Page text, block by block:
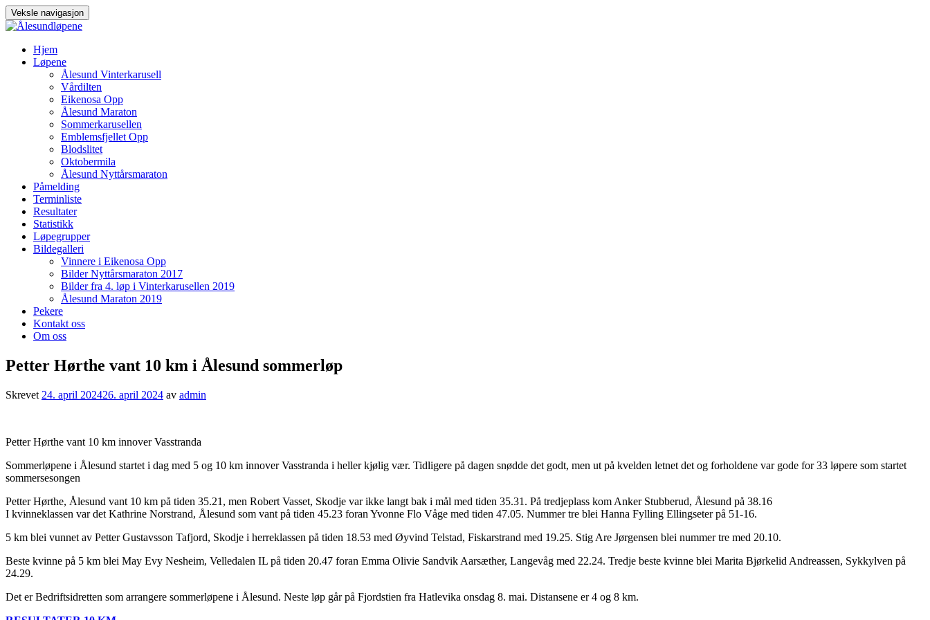
Veksle navigasjon
Hjem
Løpene
Ålesund Vinterkarusell
Vårdilten
Eikenosa Opp
Ålesund Maraton
Sommerkarusellen
Emblemsfjellet Opp
Blodslitet
Oktobermila
Ålesund Nyttårsmaraton
Påmelding
Terminliste
Resultater
Statistikk
Løpegrupper
Bildegalleri
Vinnere i Eikenosa Opp
Bilder Nyttårsmaraton 2017
Bilder fra 4. løp i Vinterkarusellen 2019
Ålesund Maraton 2019
Pekere
Kontakt oss
Om oss
Petter Hørthe vant 10 km i Ålesund sommerløp
Skrevet 24. april 202426. april 2024 av admin
Petter Hørthe vant 10 km innover Vasstranda
Sommerløpene i Ålesund startet i dag med 5 og 10 km innover Vasstranda i heller kjølig vær. Tidligere på dagen snødde det godt, men ut på kvelden letnet det og forholdene var gode for 33 løpere som startet
sommersesongen
Petter Hørthe, Ålesund vant 10 km på tiden 35.21, men Robert Vasset, Skodje var ikke langt bak i mål med tiden 35.31. På tredjeplass kom Anker Stubberud, Ålesund på 38.16
I kvinneklassen var det Kathrine Norstrand, Ålesund som vant på tiden 45.23 foran Yvonne Flo Våge med tiden 47.05. Nummer tre blei Hanna Fylling Ellingseter på 51-16.
5 km blei vunnet av Petter Gustavsson Tafjord, Skodje i herreklassen på tiden 18.53 med Øyvind Telstad, Fiskarstrand med 19.25. Stig Are Jørgensen blei nummer tre med 20.10.
Beste kvinne på 5 km blei May Evy Nesheim, Velledalen IL på tiden 20.47 foran Emma Olivie Sandvik Aarsæther, Langevåg med 22.24. Tredje beste kvinne blei Marita Bjørkelid Andreassen, Sykkylven på
24.29.
Det er Bedriftsidretten som arrangere sommerløpene i Ålesund. Neste løp går på Fjordstien fra Hatlevika onsdag 8. mai. Distansene er 4 og 8 km.